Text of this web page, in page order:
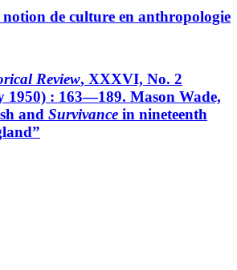
de culture en anthropologie
Review, XXXVI, No. 2
1950) : 163—189. Mason Wade,
and Survivance in nineteenth